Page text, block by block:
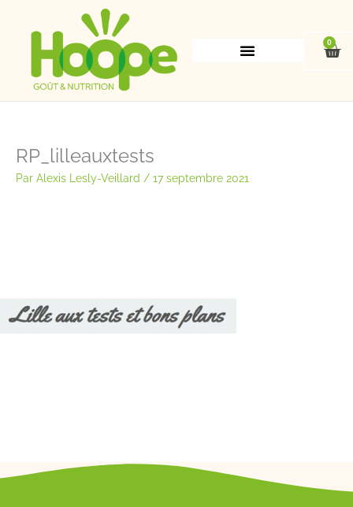
0
RP_lilleauxtests
Par Alexis Lesly-Veillard / 17 septembre 2021